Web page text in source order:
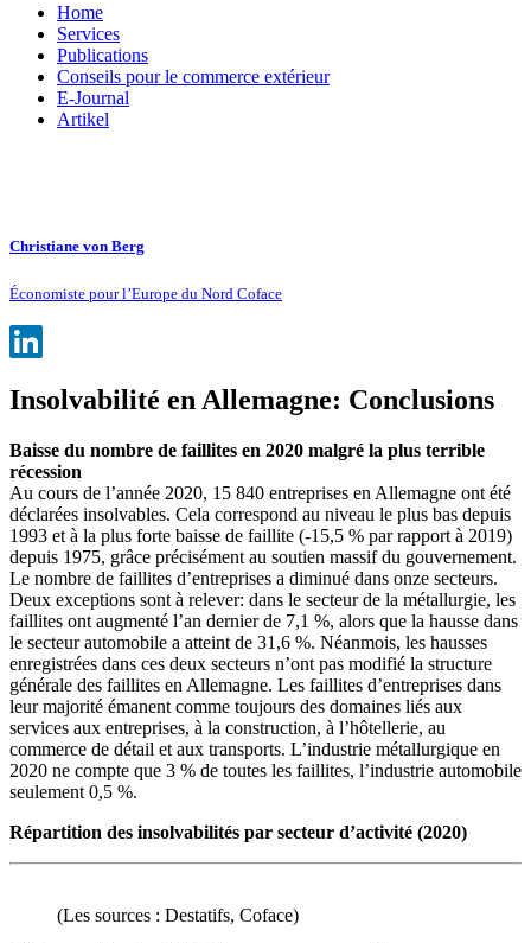
Home
Services
Publications
Conseils pour le commerce extérieur
E-Journal
Artikel
Christiane von Berg
Économiste pour l’Europe du Nord Coface
Insolvabilité en Allemagne: Conclusions
Baisse du nombre de faillites en 2020 malgré la plus terrible
récession
Au cours de l’année 2020, 15 840 entreprises en Allemagne ont été
déclarées insolvables. Cela correspond au niveau le plus bas depuis
1993 et à la plus forte baisse de faillite (-15,5 % par rapport à 2019)
depuis 1975, grâce précisément au soutien massif du gouvernement.
Le nombre de faillites d’entreprises a diminué dans onze secteurs.
Deux exceptions sont à relever: dans le secteur de la métallurgie, les
faillites ont augmenté l’an dernier de 7,1 %, alors que la hausse dans
le secteur automobile a atteint de 31,6 %. Néanmois, les hausses
enregistrées dans ces deux secteurs n’ont pas modifié la structure
générale des faillites en Allemagne. Les faillites d’entreprises dans
leur majorité émanent comme toujours des domaines liés aux
services aux entreprises, à la construction, à l’hôtellerie, au
commerce de détail et aux transports. L’industrie métallurgique en
2020 ne compte que 3 % de toutes les faillites, l’industrie automobile
seulement 0,5 %.
Répartition des insolvabilités par secteur d’activité (2020)
(Les sources : Destatifs, Coface)